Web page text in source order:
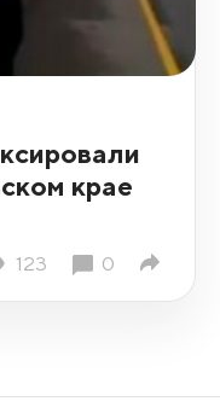
крае
123 0